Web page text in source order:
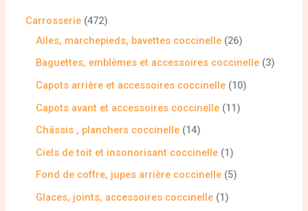
Carrosserie 472
Ailes, marchepieds, bavettes coccinelle 26
Baguettes, emblèmes et accessoires coccinelle 3
Capots arrière et accessoires coccinelle 10
Capots avant et accessoires coccinelle 11
Châssis , planchers coccinelle 14
Ciels de toit et insonorisant coccinelle 1
Fond de coffre, jupes arrière coccinelle 5
Glaces, joints, accessoires coccinelle 1